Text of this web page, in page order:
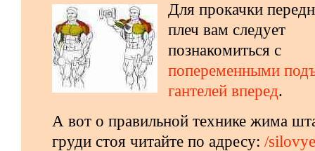
Для прокачки
плеч вам следует
познакомиться с
попеременными
гантелей вперед.
А вот о правильной технике жима
груди стоя читайте по адресу: /